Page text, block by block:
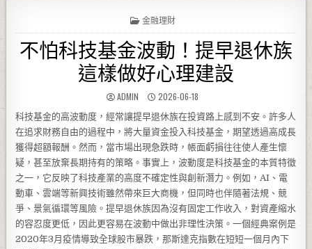
POSTED IN
金融理財
不怕科技基金波動！提早退休族
這樣做好心理建設
AUTHOR:
ADMIN PUBLISHED DATE:
2026-06-18
科技基金的高波動度，經常讓提早退休族在投資路上感到不安。許多人
在追求財務自由的過程中，將大量資金投入科技基金，期望透過高成長
獲得超額報酬。然而，當市場出現急跌時，帳面虧損往往使人產生懷
疑，甚至放棄長期持有的策略。事實上，波動度是科技基金的本質特徵
之一，它反映了科技產業的高度不確定性與創新潛力。例如，AI、電
動車、雲端等新興技術雖然帶來巨大商機，但同時也伴隨著法規、競
爭、景氣循環等風險。提早退休族因為沒有固定工作收入，對資產縮水
的容忍度更低，因此更容易在波動中做出非理性決策。一個經典案例是
2020年3月疫情導致全球股市暴跌，那斯達克指數在短短一個月內下